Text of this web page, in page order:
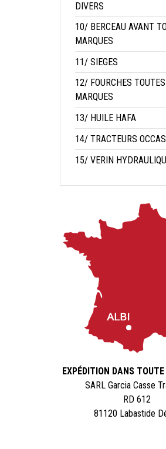
DIVERS
10/ BERCEAU AVANT
MARQUES
11/ SIEGES
12/ FOURCHES TOUTES
MARQUES
13/ HUILE HAFA
14/ TRACTEURS
15/ VERIN
EXPÉDITION DANS
SARL Garcia Casse
RD 612
81120 Labastide